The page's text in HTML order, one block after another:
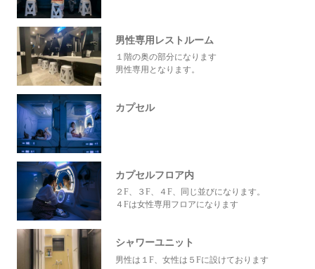
男性専用レストルーム
１階の奥の部分になります
男性専用となります。
カプセル
カプセルフロア内
２F、３F、４F、同じ並びになります。
４Fは女性専用フロアになります
シャワーユニット
男性は１F、女性は５Fに設けております